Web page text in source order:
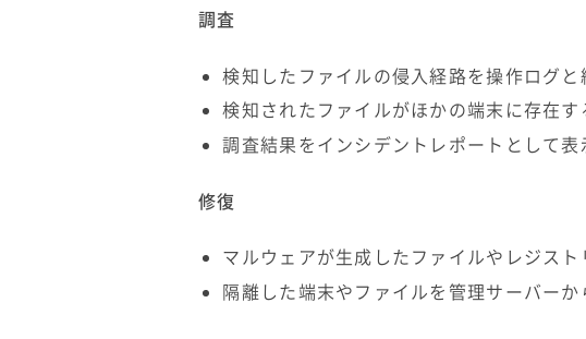
調査
検知したファイルの侵入経路を操作ログと
検知されたファイルがほかの端末に存在す
調査結果をインシデントレポートとして表
修復
マルウェアが生成したファイルやレジスト
隔離した端末やファイルを管理サーバーか